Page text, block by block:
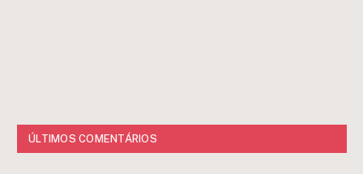
ÚLTIMOS COMENTÁRIOS